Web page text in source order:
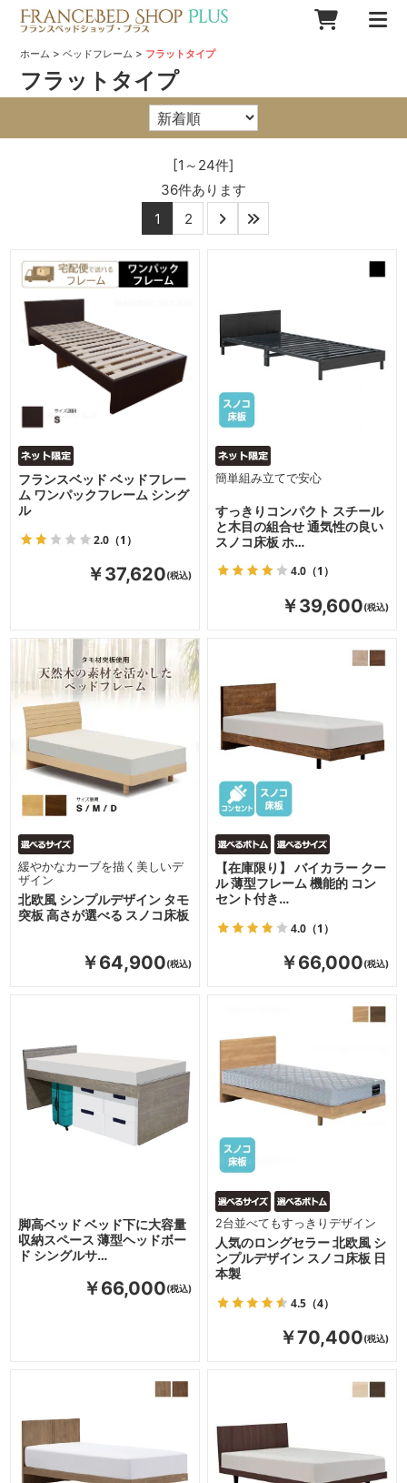
ホーム >ベッドフレーム > フラットタイプ
フラットタイプ
[1～24件]
36件あります
1
2
フランスベッド ベッドフレー
ム ワンパックフレーム シング
ル
2.0 （1）
￥37,620
すっきりコンパクト スチール
と木目の組合せ 通気性の良い
スノコ床板 ホ…
4.0（1）
簡単組み立てで安心
￥39,600
北欧風 シンプルデザイン タモ
突板 高さが選べる スノコ床板
緩やかなカーブを描く美しいデ
ザイン
￥64,900
【在庫限り】 バイカラー クー
ル 薄型フレーム 機能的 コン
セント付き…
4.0（1）
￥66,000
脚高ベッド ベッド下に大容量
収納スペース 薄型ヘッドボー
ド シングルサ…
￥66,000
人気のロングセラー 北欧風 シ
ンプルデザイン スノコ床板 日
本製
4.5（4）
2台並べてもすっきりデザイン
￥70,400